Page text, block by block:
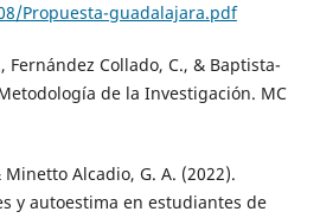
Propuesta-guadalajara.pdf
Fernández Collado, C., & Baptista-
de la Investigación. MC
Alcadio, G. A. (2022).
y autoestima en estudiantes de